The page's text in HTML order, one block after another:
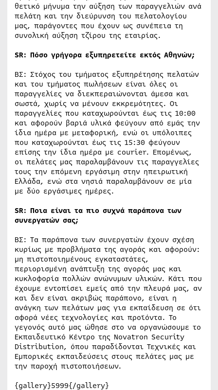
θετικό μήνυμα την αύξηση των παραγγελιών ανά
πελάτη και την διεύρυνση του πελατολογίου
μας, παράγοντες που έχουν ως συνέπεια τη
συνολική αύξηση τζίρου της εταιρίας.
SR: Πόσο γρήγορα εξυπηρετείτε εκτός Αθηνών;
ΒΣ: Στόχος του τμήματος εξυπηρέτησης πελατών
και του τμήματος πωλήσεων είναι όλες οι
παραγγελίες να διεκπεραιώνονται άμεσα και
σωστά, χωρίς να μένουν εκκρεμότητες. Οι
παραγγελίες που καταχωρούνται έως τις 10:00
και αφορούν βαριά υλικά φεύγουν από εμάς την
ίδια ημέρα με μεταφορική, ενώ οι υπόλοιπες
που καταχωρούνται έως τις 15:30 φεύγουν
επίσης την ίδια ημέρα με courier. Επομένως,
οι πελάτες μας παραλαμβάνουν τις παραγγελίες
τους την επόμενη εργάσιμη στην ηπειρωτική
Ελλάδα, ενώ στα νησιά παραλαμβάνουν σε μία
με δύο εργάσιμες ημέρες.
SR: Ποια είναι τα πιο συχνά παράπονα των
συνεργατών σας;
ΒΣ: Τα παράπονα των συνεργατών έχουν σχέση
κυρίως με προβλήματα της αγοράς και αφορούν:
μη πιστοποιημένους εγκαταστάτες,
περιορισμένη ανάπτυξη της αγοράς μας και
κυκλοφορία πολλών ανώνυμων υλικών. Κάτι που
έχουμε εντοπίσει εμείς από την πλευρά μας, αν
και δεν είναι ακριβώς παράπονο, είναι η
ανάγκη των πελάτων μας για εκπαίδευση σε ότι
αφορά νέες τεχνολογίες και προϊόντα. Το
γεγονός αυτό μας ώθησε στο να οργανώσουμε το
Εκπαιδευτικό Κέντρο της Novatron Security
Distribution, όπου παραδίδονται Τεχνικές και
Εμπορικές εκπαιδεύσεις στους πελάτες μας με
την παροχή πιστοποιήσεων.
{gallery}5999{/gallery}